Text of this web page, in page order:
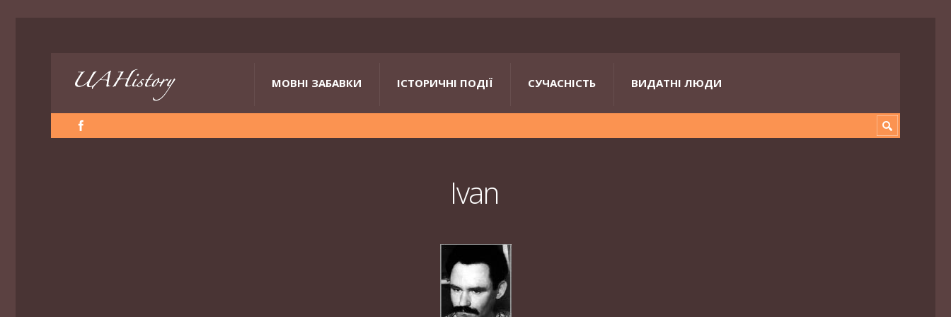
МОВНІ ЗАБАВКИ ІСТОРИЧНІ ПОДІЇ СУЧАСНІСТЬ ВИДАТНІ ЛЮДИ
Ivan